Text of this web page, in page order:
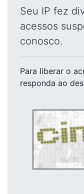
Seu IP fez
acessos
conosco.
Para liberar o
responda ao